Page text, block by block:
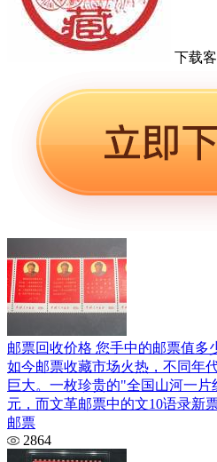
下载
邮票回收价格 您手中的邮票值多
如今邮票收藏市场火热，不同年
巨大。一枚珍贵的"全国山河一
元，而文革邮票中的文10语录新
邮票
2864